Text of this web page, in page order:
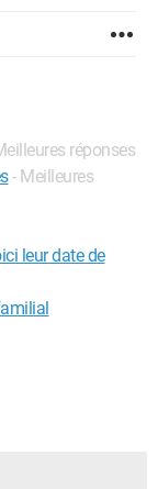
réponses
- Meilleures
leur date de